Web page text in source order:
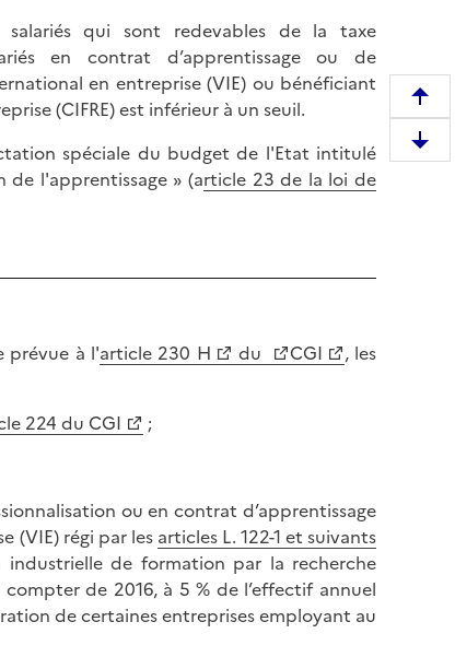
qui sont redevables de la taxe
en contrat d’apprentissage ou de
en entreprise (VIE) ou bénéficiant
(CIFRE) est inférieur à un seuil.
spéciale du budget de l'Etat intitulé
l'apprentissage » (article 23 de la loi de
prévue à l'article 230 H du CGI
, les
224 du CGI
;
ou en contrat d’apprentissage
(VIE) régi par les articles L. 122-1 et suivants
de formation par la recherche
de 2016, à 5 % de l’effectif annuel
de certaines entreprises employant au
e
m
D